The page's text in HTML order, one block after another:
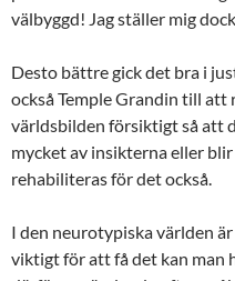
välbyggd! Jag ställer mig
Desto bättre gick det bra i
också Temple Grandin till
världsbilden försiktigt så att
mycket av insikterna eller
rehabiliteras för det också.
I den neurotypiska världen
viktigt för att få det kan man